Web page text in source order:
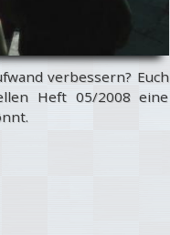
verbessern? Euch
Heft 05/2008 eine